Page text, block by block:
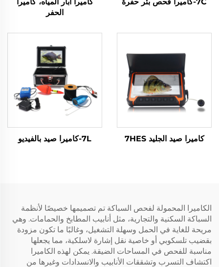
الحفر
كاميرا صيد الجليد 7HES 7L-كاميرا صيد بالفيديو
الكاميرا المحمولة لفحص السباكة تم تصميمها خصيصًا لأنظمة
السباكة السكنية والتجارية، مثل أنابيب المطابخ والحمامات. وهي
مريحة للغاية في الحمل وسهلة التشغيل، وغالبًا ما تكون مزودة
بقضيب تلسكوبي أو خاصية نقل إشارة لاسلكية، مما يجعلها
مناسبة للفحص في المساحات الضيقة. يمكن لهذه الكاميرا
اكتشاف التسرب وتشققات الأنابيب والانسدادات وغيرها من